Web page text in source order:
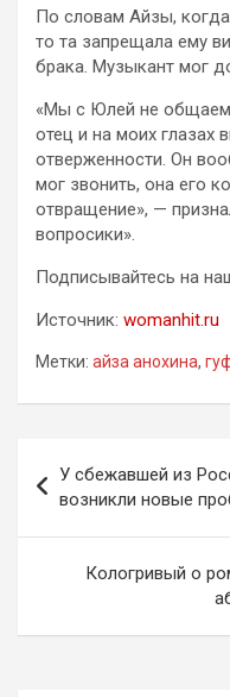
По словам Айзы,
то та запрещала ему
брака. Музыкант мог
«Мы с Юлей не
отец и на моих глазах
отверженности. Он
мог звонить, она его
отвращение», —
вопросики».
Подписывайтесь на
Источник: womanhit.ru
Метки: айза анохина,
по
записям
У сбежавшей из
возникли новые
Кологривый о